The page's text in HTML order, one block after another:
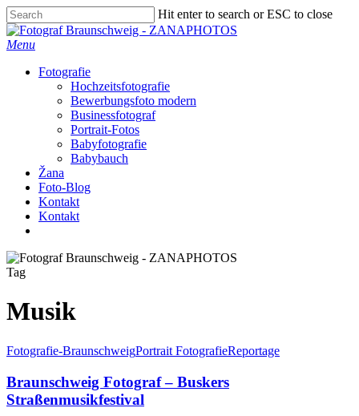
Skip
to
main
Hit enter to search or ESC to close
Close
Search
Menu
Fotografie
Hochzeitsfotografie
Bewerbungsfoto modern
Businessfotograf
Portrait-Fotos
Babyfotografie
Babybauch
Žana
Foto-Blog
Kontakt
Kontakt
Tag
Musik
Fotografie-BraunschweigPortrait FotografieReportage
Braunschweig Fotograf – Buskers
Straßenmusikfestival